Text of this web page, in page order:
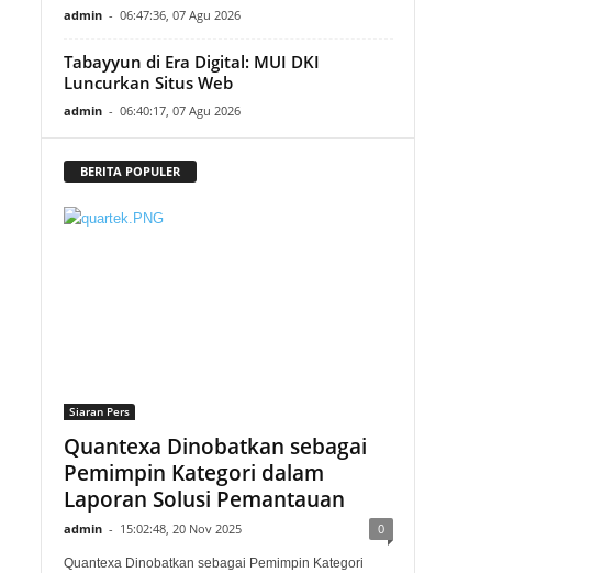
admin - 06:47:36, 07 Agu 2026
Tabayyun di Era Digital: MUI DKI
Luncurkan Situs Web
admin - 06:40:17, 07 Agu 2026
BERITA POPULER
Siaran Pers
Quantexa Dinobatkan sebagai
Pemimpin Kategori dalam
Laporan Solusi Pemantauan
admin - 15:02:48, 20 Nov 2025 0
Quantexa Dinobatkan sebagai Pemimpin Kategori